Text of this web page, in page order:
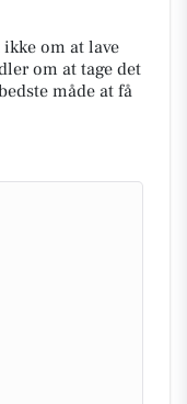
om at lave
om at tage det
måde at få